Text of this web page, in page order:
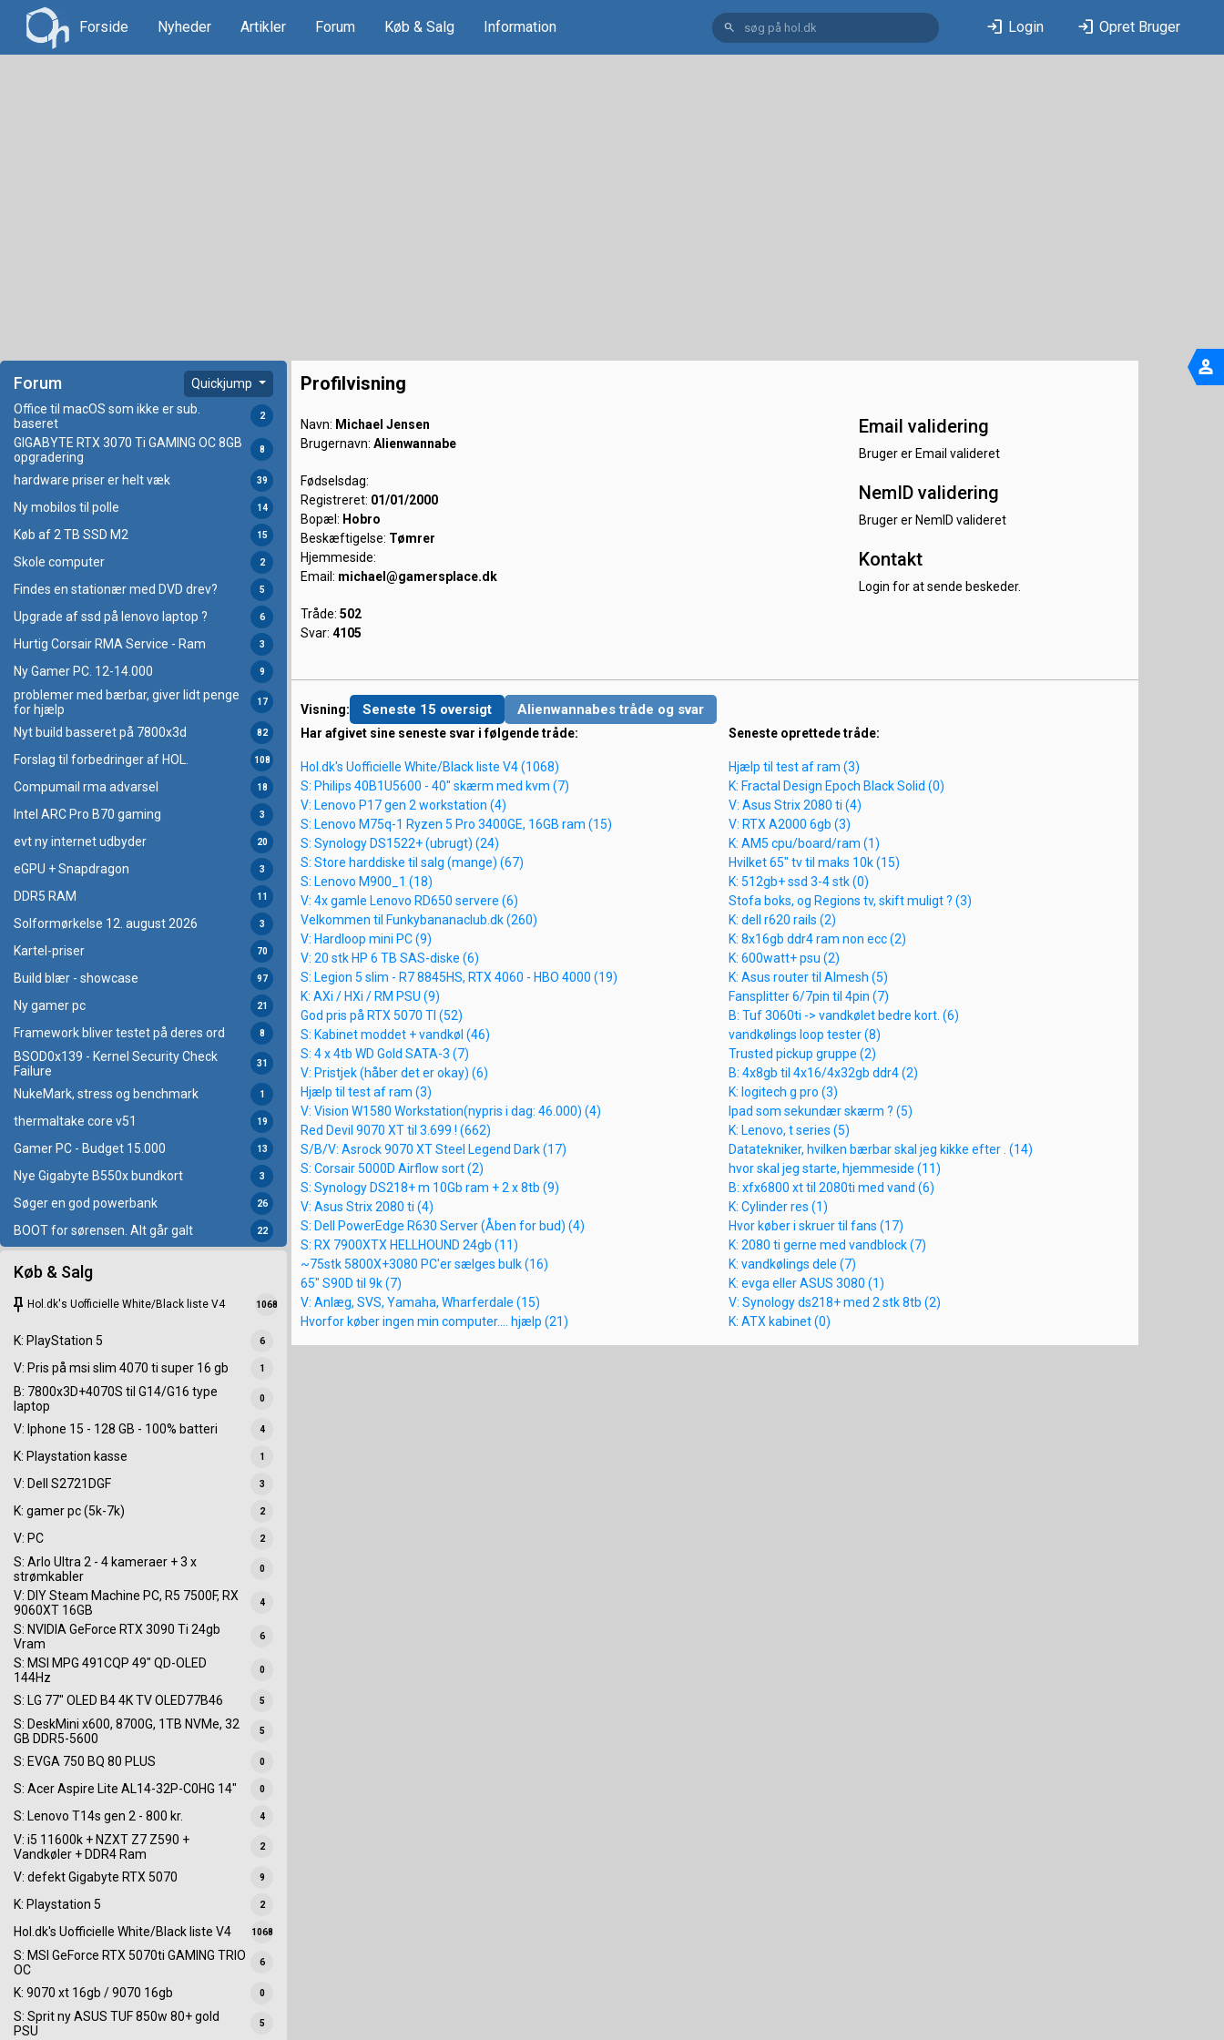
Forside Nyheder Artikler Forum Køb & Salg Information search login Login login Opret Bruger
Forum
Quickjump
Office til macOS som ikke er sub.
baseret
2
GIGABYTE RTX 3070 Ti GAMING OC 8GB
opgradering
8
hardware priser er helt væk 39
Ny mobilos til polle 14
Køb af 2 TB SSD M2 15
Skole computer 2
Findes en stationær med DVD drev? 5
Upgrade af ssd på lenovo laptop ? 6
Hurtig Corsair RMA Service - Ram 3
Ny Gamer PC. 12-14.000 9
problemer med bærbar, giver lidt penge
for hjælp
17
Nyt build basseret på 7800x3d 82
Forslag til forbedringer af HOL. 108
Compumail rma advarsel 18
Intel ARC Pro B70 gaming 3
evt ny internet udbyder 20
eGPU + Snapdragon 3
DDR5 RAM 11
Solformørkelse 12. august 2026 3
Kartel-priser 70
Build blær - showcase 97
Ny gamer pc 21
Framework bliver testet på deres ord 8
BSOD0x139 - Kernel Security Check
Failure
31
NukeMark, stress og benchmark 1
thermaltake core v51 19
Gamer PC - Budget 15.000 13
Nye Gigabyte B550x bundkort 3
Søger en god powerbank 26
BOOT for sørensen. Alt går galt 22
Køb & Salg
keep Hol.dk's Uofficielle White/Black liste V4 1068
K: PlayStation 5 6
V: Pris på msi slim 4070 ti super 16 gb 1
B: 7800x3D+4070S til G14/G16 type
laptop
0
V: Iphone 15 - 128 GB - 100% batteri 4
K: Playstation kasse 1
V: Dell S2721DGF 3
K: gamer pc (5k-7k) 2
V: PC 2
S: Arlo Ultra 2 - 4 kameraer + 3 x
strømkabler
0
V: DIY Steam Machine PC, R5 7500F, RX
9060XT 16GB
4
S: NVIDIA GeForce RTX 3090 Ti 24gb
Vram
6
S: MSI MPG 491CQP 49" QD-OLED
144Hz
0
S: LG 77" OLED B4 4K TV OLED77B46 5
S: DeskMini x600, 8700G, 1TB NVMe, 32
GB DDR5-5600
5
S: EVGA 750 BQ 80 PLUS 0
S: Acer Aspire Lite AL14-32P-C0HG 14" 0
S: Lenovo T14s gen 2 - 800 kr. 4
V: i5 11600k + NZXT Z7 Z590 +
Vandkøler + DDR4 Ram
2
V: defekt Gigabyte RTX 5070 9
K: Playstation 5 2
Hol.dk's Uofficielle White/Black liste V4 1068
S: MSI GeForce RTX 5070ti GAMING TRIO
OC
6
K: 9070 xt 16gb / 9070 16gb 0
S: Sprit ny ASUS TUF 850w 80+ gold
PSU
5
Profilvisning
Navn: Michael Jensen
Brugernavn: Alienwannabe
Fødselsdag:
Registreret: 01/01/2000
Bopæl: Hobro
Beskæftigelse: Tømrer
Hjemmeside:
Email: michael@gamersplace.dk
Tråde: 502
Svar: 4105
Email validering
Bruger er Email valideret
NemID validering
Bruger er NemID valideret
Kontakt
Login for at sende beskeder.
Visning: Seneste 15 oversigt Alienwannabes tråde og svar
Har afgivet sine seneste svar i følgende tråde:
Hol.dk's Uofficielle White/Black liste V4 (1068)
S: Philips 40B1U5600 - 40" skærm med kvm (7)
V: Lenovo P17 gen 2 workstation (4)
S: Lenovo M75q-1 Ryzen 5 Pro 3400GE, 16GB ram (15)
S: Synology DS1522+ (ubrugt) (24)
S: Store harddiske til salg (mange) (67)
S: Lenovo M900_1 (18)
V: 4x gamle Lenovo RD650 servere (6)
Velkommen til Funkybananaclub.dk (260)
V: Hardloop mini PC (9)
V: 20 stk HP 6 TB SAS-diske (6)
S: Legion 5 slim - R7 8845HS, RTX 4060 - HBO 4000 (19)
K: AXi / HXi / RM PSU (9)
God pris på RTX 5070 TI (52)
S: Kabinet moddet + vandkøl (46)
S: 4 x 4tb WD Gold SATA-3 (7)
V: Pristjek (håber det er okay) (6)
Hjælp til test af ram (3)
V: Vision W1580 Workstation(nypris i dag: 46.000) (4)
Red Devil 9070 XT til 3.699 ! (662)
S/B/V: Asrock 9070 XT Steel Legend Dark (17)
S: Corsair 5000D Airflow sort (2)
S: Synology DS218+ m 10Gb ram + 2 x 8tb (9)
V: Asus Strix 2080 ti (4)
S: Dell PowerEdge R630 Server (Åben for bud) (4)
S: RX 7900XTX HELLHOUND 24gb (11)
~75stk 5800X+3080 PC'er sælges bulk (16)
65" S90D til 9k (7)
V: Anlæg, SVS, Yamaha, Wharferdale (15)
Hvorfor køber ingen min computer.... hjælp (21)
Seneste oprettede tråde:
Hjælp til test af ram (3)
K: Fractal Design Epoch Black Solid (0)
V: Asus Strix 2080 ti (4)
V: RTX A2000 6gb (3)
K: AM5 cpu/board/ram (1)
Hvilket 65" tv til maks 10k (15)
K: 512gb+ ssd 3-4 stk (0)
Stofa boks, og Regions tv, skift muligt ? (3)
K: dell r620 rails (2)
K: 8x16gb ddr4 ram non ecc (2)
K: 600watt+ psu (2)
K: Asus router til AImesh (5)
Fansplitter 6/7pin til 4pin (7)
B: Tuf 3060ti -> vandkølet bedre kort. (6)
vandkølings loop tester (8)
Trusted pickup gruppe (2)
B: 4x8gb til 4x16/4x32gb ddr4 (2)
K: logitech g pro (3)
Ipad som sekundær skærm ? (5)
K: Lenovo, t series (5)
Datatekniker, hvilken bærbar skal jeg kikke efter . (14)
hvor skal jeg starte, hjemmeside (11)
B: xfx6800 xt til 2080ti med vand (6)
K: Cylinder res (1)
Hvor køber i skruer til fans (17)
K: 2080 ti gerne med vandblock (7)
K: vandkølings dele (7)
K: evga eller ASUS 3080 (1)
V: Synology ds218+ med 2 stk 8tb (2)
K: ATX kabinet (0)
person